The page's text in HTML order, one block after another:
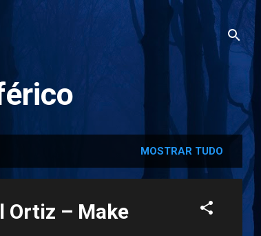
MOSTRAR TUDO
Ortiz – Make